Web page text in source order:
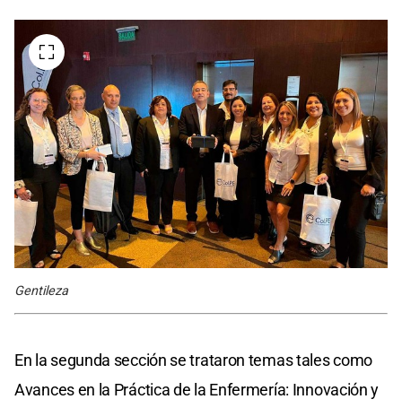
Gentileza
En la segunda sección se trataron temas tales como
Avances en la Práctica de la Enfermería: Innovación y